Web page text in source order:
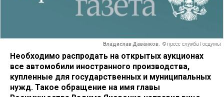
Владислав Даванков. © пресс-служба Госдумы
Необходимо распродать на открытых аукционах
все автомобили иностранного производства,
купленные для государственных и муниципальных
нужд. Такое обращение на имя главы